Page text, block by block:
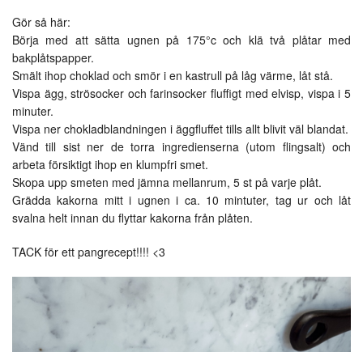
Gör så här:
Börja med att sätta ugnen på 175°c och klä två plåtar med
bakplåtspapper.
Smält ihop choklad och smör i en kastrull på låg värme, låt stå.
Vispa ägg, strösocker och farinsocker fluffigt med elvisp, vispa i 5
minuter.
Vispa ner chokladblandningen i äggfluffet tills allt blivit väl blandat.
Vänd till sist ner de torra ingredienserna (utom flingsalt) och
arbeta försiktigt ihop en klumpfri smet.
Skopa upp smeten med jämna mellanrum, 5 st på varje plåt.
Grädda kakorna mitt i ugnen i ca. 10 mintuter, tag ur och låt
svalna helt innan du flyttar kakorna från plåten.
TACK för ett pangrecept!!!! <3